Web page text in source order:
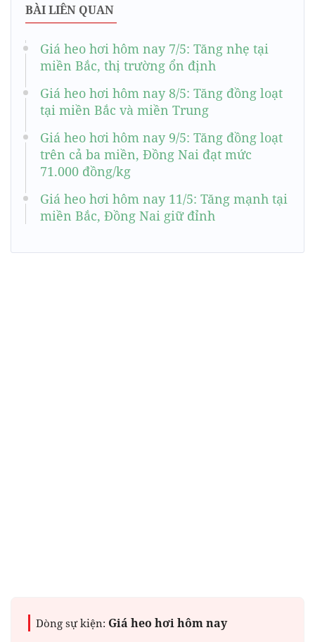
BÀI LIÊN QUAN
Giá heo hơi hôm nay 7/5: Tăng nhẹ tại
miền Bắc, thị trường ổn định
Giá heo hơi hôm nay 8/5: Tăng đồng loạt
tại miền Bắc và miền Trung
Giá heo hơi hôm nay 9/5: Tăng đồng loạt
trên cả ba miền, Đồng Nai đạt mức
71.000 đồng/kg
Giá heo hơi hôm nay 11/5: Tăng mạnh tại
miền Bắc, Đồng Nai giữ đỉnh
Dòng sự kiện: Giá heo hơi hôm nay